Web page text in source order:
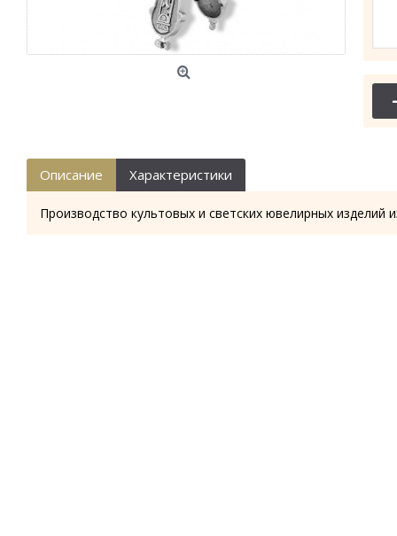
-
Описание Характеристики
Производство культовых и светских ювелирных изделий